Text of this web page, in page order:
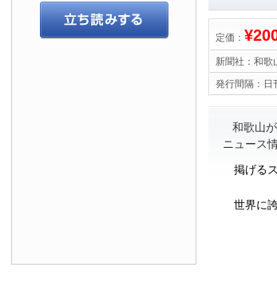
定価：
新聞社： 和歌
発行間隔： 日
和歌山が
ニュース
掲げる
世界に誇